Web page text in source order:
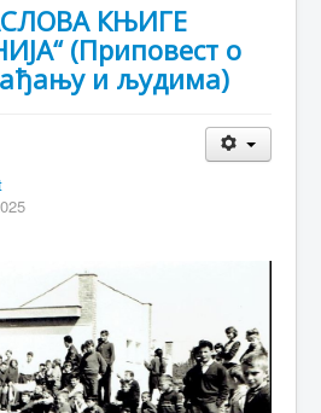
КЊИГЕ
(Приповест о
и људима)